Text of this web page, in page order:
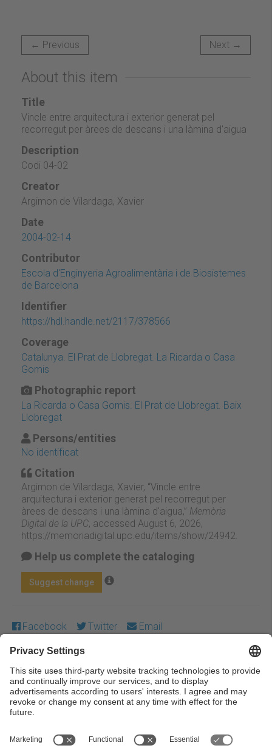
← Previous Next →
About this item
Title
Vincle entre arquitectura i exterior generat pel
recorregut per àrees de descans i una làmina d'aigua
Description
Codi 04-02
Creator
Argimon de Vilardaga, Xavier
Date
2004-02-14
Contributor
Escola d'Enginyeria Agroalimentària i de Biosistemes
de Barcelona
Identifier
https://hdl.handle.net/2117/378566
Coverage
Catalunya. El Prat de Llobregat. La Ricarda o Casa
Gomis
Photographic report
La Ricarda o Casa Gomis. El Prat de Llobregat. Baix
Llobregat
Persons/entities
No identificat
Citation
Argimon de Vilardaga, Xavier, “Vincle entre
arquitectura i exterior generat pel recorregut per
àrees de descans i una làmina d'aigua,” Memòria
Digital de la UPC, accessed August 6, 2026,
https://memoriadigital.upc.edu/items/show/24942
Help us complete the cataloging
Suggest change
Facebook Twitter Email
Except where otherwise noted, content on this work is
licensed under a Creative Commons license:Attribution-
NonCommercial-NoDerivs 4.0 Generic